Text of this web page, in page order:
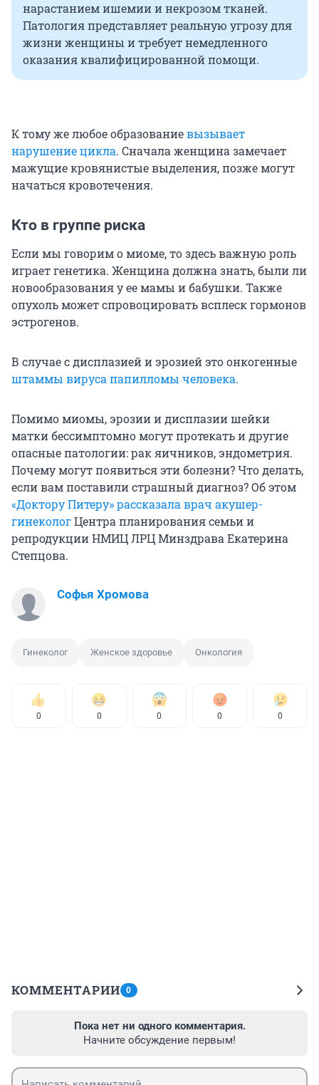
нарастанием ишемии и некрозом тканей.
Патология представляет реальную угрозу для
жизни женщины и требует немедленного
оказания квалифицированной помощи.
К тому же любое образованиевызывает
нарушение цикла. Сначала женщина замечает
мажущие кровянистые выделения, позже могут
начаться кровотечения.
Кто в группе риска
Если мы говорим о миоме, то здесь важную роль
играет генетика. Женщина должна знать, были ли
новообразования у ее мамы и бабушки. Также
опухоль может спровоцировать всплеск гормонов
эстрогенов.
В случае с дисплазией и эрозией это онкогенные
штаммы вируса папилломы человека.
Помимо миомы, эрозии и дисплазии шейки
матки бессимптомно могут протекать и другие
опасные патологии: рак яичников, эндометрия.
Почему могут появиться эти болезни? Что делать,
если вам поставили страшный диагноз? Об этом
«Доктору Питеру» рассказала врач акушер-
гинекологЦентра планирования семьи и
репродукции НМИЦ ЛРЦ Минздрава Екатерина
Степцова.
Софья Хромова
Гинеколог Женское здоровье Онкология
0 0 0 0 0
КОММЕНТАРИИ 0
Пока нет ни одного комментария.
Начните обсуждение первым!